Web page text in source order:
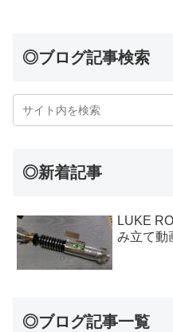
◎ブログ記事検索
◎新着記事
LUKE
み立て動
◎ブログ記事一覧